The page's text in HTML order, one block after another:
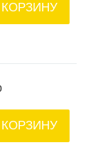
КОРЗИНУ
КОРЗИНУ